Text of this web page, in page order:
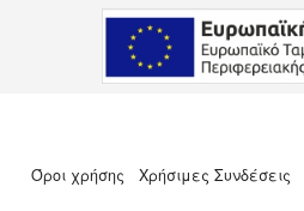
Όροι χρήσης Χρήσιμες Συνδέσεις